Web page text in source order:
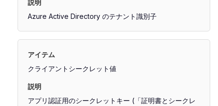
Azure Active Directory のテナント識別子
クライアントシークレット値
アプリ認証用のシークレットキー (「証明書とシークレ